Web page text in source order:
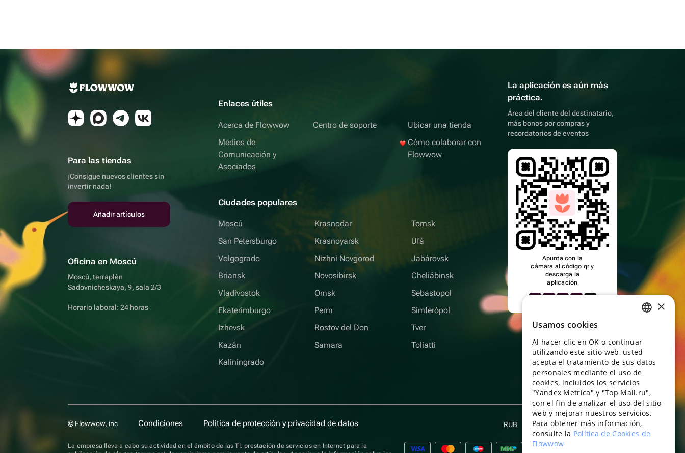
Para las tiendas
¡Consigue nuevos clientes sin
invertir nada!
Añadir artículos
Oficina en Moscú
Moscú, terraplén
Sadovnicheskaya, 9, sala 2/3
Horario laboral: 24 horas
Enlaces útiles
Acerca de Flowwow
Medios de
Comunicación y
Asociados
Centro de soporte
Ubicar una tienda
Cómo colaborar con
Flowwow
Ciudades populares
Moscú
San Petersburgo
Volgogrado
Briansk
Vladivostok
Ekaterimburgo
Izhevsk
Kazán
Kaliningrado
Krasnodar
Krasnoyarsk
Nizhni Novgorod
Novosibirsk
Omsk
Perm
Rostov del Don
Samara
Tomsk
Ufá
Jabárovsk
Cheliábinsk
Sebastopol
Simferópol
Tver
Toliatti
La aplicación es aún más
práctica.
Área del cliente del destinatario,
más bonos por compras y
recordatorios de eventos
Apunta con la
cámara al código qr y
descarga la
aplicación
© Flowwow, inc Condiciones Política de protección y privacidad de datos RUB Español
La empresa lleva a cabo su actividad en el ámbito de las TI: prestación de servicios en Internet para la
ENGLISH
UKRAINIAN
PORTUGUESE
SPANISH
HUNGARIAN
ITALIAN
×
Usamos cookies
Al hacer clic en OK o continuar
utilizando este sitio web, usted
acepta el tratamiento de sus datos
personales mediante el uso de
cookies, incluidos los servicios
"Yandex Metrica" y "Top Mail.ru",
con el fin de analizar el uso del sitio
web y mejorar nuestros servicios.
Para obtener más información,
consulte la Política de Cookies de
Flowwow